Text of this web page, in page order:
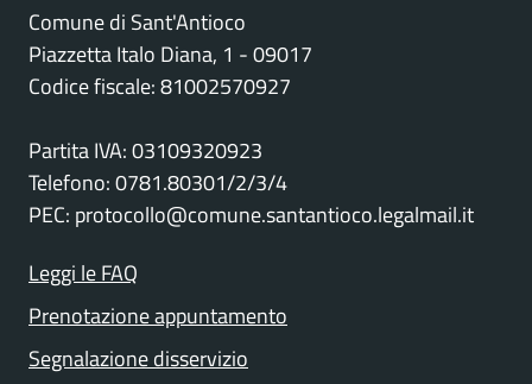
Comune di Sant'Antioco
Piazzetta Italo Diana, 1 - 09017
Codice fiscale: 81002570927
Partita IVA: 03109320923
Telefono: 0781.80301/2/3/4
PEC: protocollo@comune.santantioco.legalmail.it
Leggi le FAQ
Prenotazione appuntamento
Segnalazione disservizio